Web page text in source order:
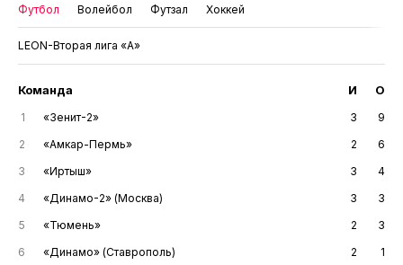
Футбол Волейбол Футзал Хоккей
LEON-Вторая лига «А»
Команда И О
1 «Зенит-2» 3
9
2
«Амкар-Пермь» 2
6
3
«Иртыш» 3
4
4
«Динамо-2» (Москва) 3
3
5
«Тюмень» 2
3
6
«Динамо» (Ставрополь) 2
1